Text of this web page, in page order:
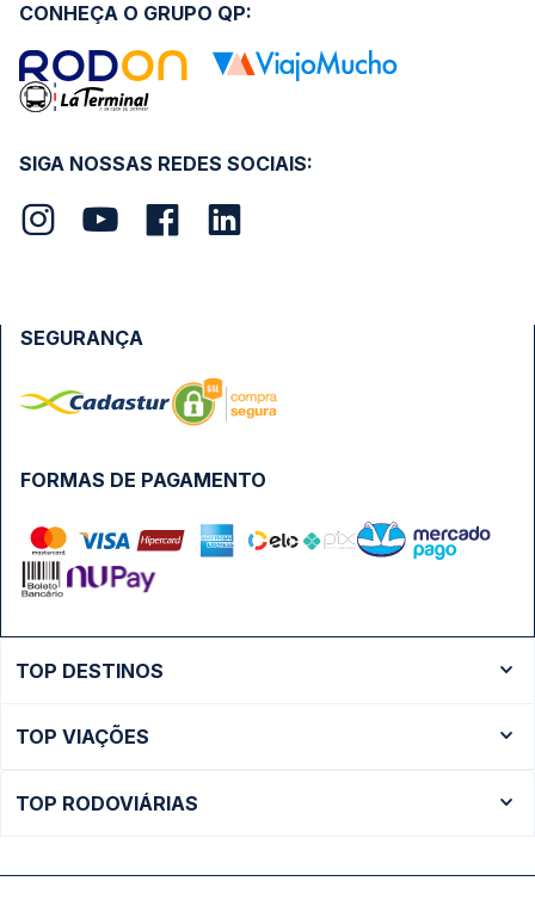
SIGA NOSSAS REDES SOCIAIS:
CONHEÇA O GRUPO QP:
FORMAS DE PAGAMENTO
SEGURANÇA
TOP DESTINOS
Ônibus São Paulo
TOP VIAÇÕES
TOP RODOVIÁRIAS